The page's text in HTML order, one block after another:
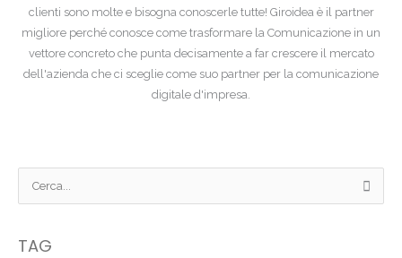
clienti sono molte e bisogna conoscerle tutte! Giroidea è il partner
migliore perché conosce come trasformare la Comunicazione in un
vettore concreto che punta decisamente a far crescere il mercato
dell'azienda che ci sceglie come suo partner per la comunicazione
digitale d'impresa.
TAG